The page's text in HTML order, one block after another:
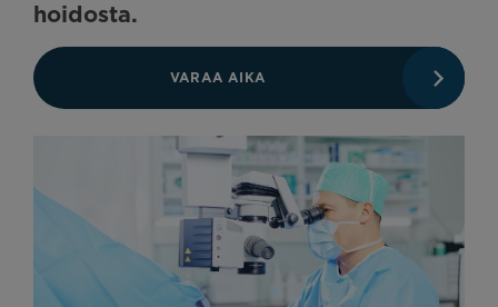
hoidosta.
VARAA AIKA